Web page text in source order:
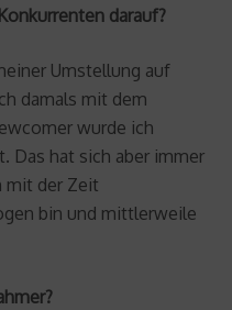
darauf?
Umstellung auf
damals mit dem
wurde ich
Das hat sich aber immer
mit der Zeit
bin und mittlerweile